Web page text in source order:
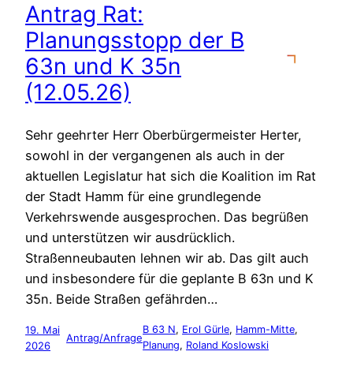
Antrag Rat:
Planungsstopp der B
63n und K 35n
(12.05.26)
Sehr geehrter Herr Oberbürgermeister Herter,
sowohl in der vergangenen als auch in der
aktuellen Legislatur hat sich die Koalition im Rat
der Stadt Hamm für eine grundlegende
Verkehrswende ausgesprochen. Das begrüßen
und unterstützen wir ausdrücklich.
Straßenneubauten lehnen wir ab. Das gilt auch
und insbesondere für die geplante B 63n und K
35n. Beide Straßen gefährden…
19. Mai
2026
Antrag/Anfrage
B 63 N, Erol Gürle, Hamm-Mitte
Planung, Roland Koslowski